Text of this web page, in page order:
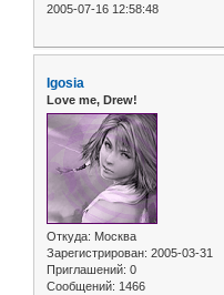
2005-07-16 12:58:48
Igosia
Love me, Drew!
Откуда: Москва
Зарегистрирован: 2005-03-31
Приглашений: 0
Сообщений: 1466